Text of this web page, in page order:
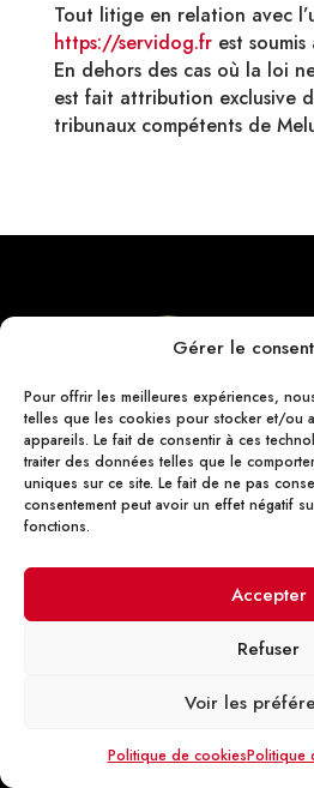
Gérer le
Pour offrir les meilleures expériences,
telles que les cookies pour stocker et/ou
appareils. Le fait de consentir à ces
traiter des données telles que le
uniques sur ce site. Le fait de ne pas
consentement peut avoir un effet négatif
fonctions.
Accepter
Refuser
Voir les
Politique de cookiesPolitique
Tout litige en relation avec
https://servidog.frest soumis
En dehors des cas où la loi
est fait attribution exclusive
tribunaux compétents de
 121 Av. de Lyon, 77140

et 14h00-19h00
 commande-
Rubriques principales :